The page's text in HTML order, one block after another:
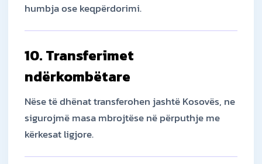
humbja ose keqpërdorimi.
10. Transferimet
ndërkombëtare
Nëse të dhënat transferohen jashtë Kosovës, ne
sigurojmë masa mbrojtëse në përputhje me
kërkesat ligjore.